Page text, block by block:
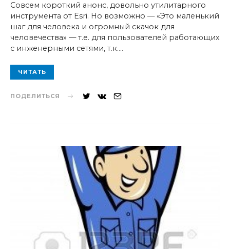
Совсем короткий анонс, довольно утилитарного
инструмента от Esri. Но возможно — «Это маленький
шаг для человека и огромный скачок для
человечества» — т.е. для пользователей работающих
с инженерными сетями, т.к.…
ЧИТАТЬ
ПОДЕЛИТЬСЯ